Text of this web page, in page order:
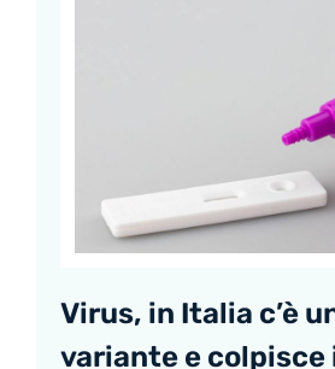
Virus, in Italia c’è
variante e colpisce